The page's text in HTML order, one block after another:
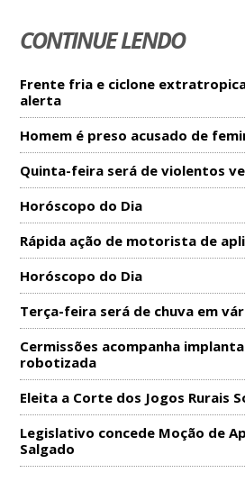
CONTINUE LENDO
Frente fria e ciclone
alerta
Homem é preso acusado de
Quinta-feira será de violentos
Horóscopo do Dia
Rápida ação de motorista de
Horóscopo do Dia
Terça-feira será de chuva em
Cermissões acompanha
robotizada
Eleita a Corte dos Jogos Rurais
Legislativo concede Moção de
Salgado